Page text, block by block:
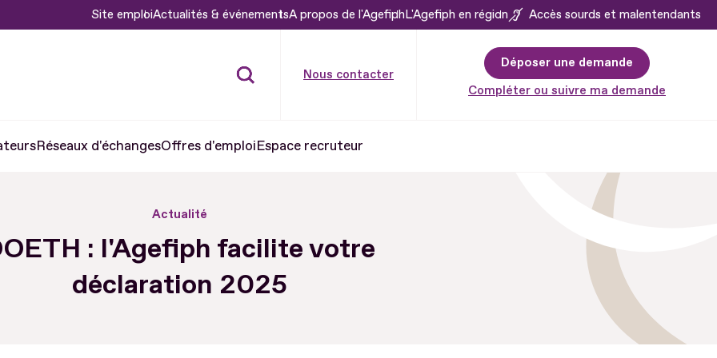
Site emploiActualités & événementsA propos de l'AgefiphL'Agefiph en région Accès sourds et malentendants
Nous contacter
Déposer une demande
Compléter ou suivre ma demande
Réseaux d'échangesOffres d'emploiEspace recruteur
Actualité
: l'Agefiph facilite votre
déclaration 2025